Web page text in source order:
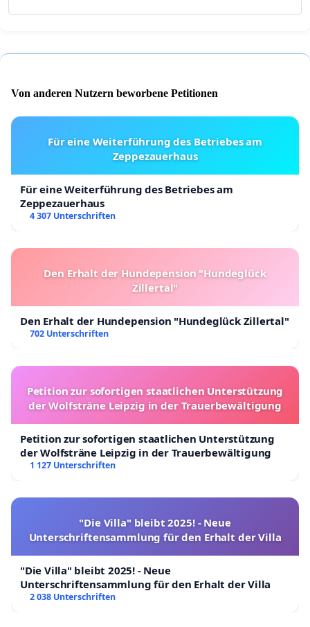
Von anderen Nutzern beworbene Petitionen
Für eine Weiterführung des Betriebes am
Zeppezauerhaus
Für eine Weiterführung des Betriebes am
Zeppezauerhaus
4 307 Unterschriften
Den Erhalt der Hundepension "Hundeglück
Zillertal"
Den Erhalt der Hundepension "Hundeglück Zillertal"
702 Unterschriften
Petition zur sofortigen staatlichen Unterstützung
der Wolfsträne Leipzig in der Trauerbewältigung
Petition zur sofortigen staatlichen Unterstützung
der Wolfsträne Leipzig in der Trauerbewältigung
1 127 Unterschriften
"Die Villa" bleibt 2025! - Neue
Unterschriftensammlung für den Erhalt der Villa
"Die Villa" bleibt 2025! - Neue
Unterschriftensammlung für den Erhalt der Villa
2 038 Unterschriften